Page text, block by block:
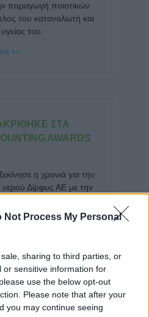
Not Process My Personal
sharing to third parties, or
or sensitive information for
use the below opt-out
Please note that after your
you may continue seeing
παραγωγή ποιοτικών
του καταναλωτή και
του.
>>
ΣΤΑ
AWARDS
η χρονιά για την
νερού Δίρφυς ΑΕ με την
INTERNATIONAL